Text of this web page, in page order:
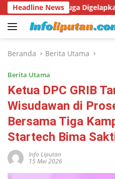
Langsung
ke
konten
Headline News
Digelapkan Ketua Kelompok
Beranda Berita Utama
Berita Utama
Ketua DPC GRIB
Wisudawan di
Bersama Tiga
Startech Bima
Info Liputan
15 Mei 2026